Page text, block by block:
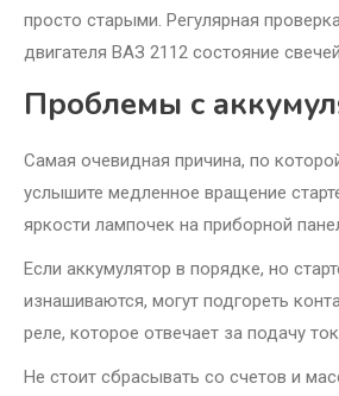
просто старыми. Регулярная
двигателя ВАЗ 2112 состояние
Проблемы с
Самая очевидная причина, по
услышите медленное вращение
яркости лампочек на приборной
Если аккумулятор в порядке, но
изнашиваются, могут подгореть
реле, которое отвечает за подачу
Не стоит сбрасывать со счетов и